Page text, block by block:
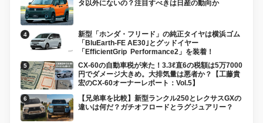
タ以外にないの？注目すべきは日産の動向か
新型「ホンダ・フリード」の純正タイヤは横浜ゴム
「BluEarth-FE AE30｣とグッドイヤー
「EfficientGrip Performance2」を装着！
CX-60の自動車税が来た！3.3ℓ直6の税額は5万7000
円でダメージ大きめ。大排気量は悪者か？【工藤貴
宏のCX-60オーナーレポート：Vol.5】
【兄弟車を比較】新型ランクル250とレクサスGXの
違いは何だ？ガチオフロードとラグジュアリー？